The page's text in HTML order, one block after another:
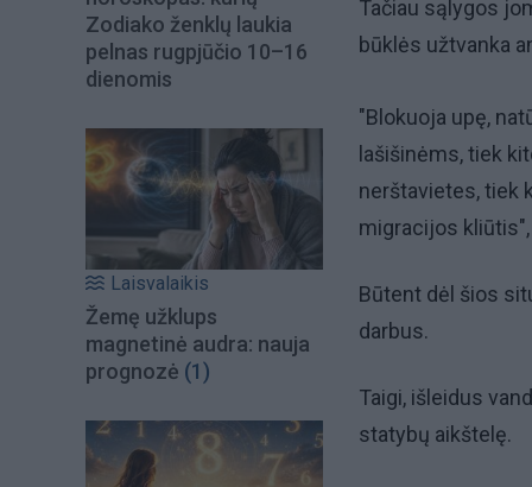
Zodiako ženklų laukia
pelnas rugpjūčio 10–16
dienomis
Laisvalaikis
Žemę užklups
magnetinė audra: nauja
prognozė (1)
Tačiau sąlygos
būklės užtvanka
"Blokuoja upę,
lašišinėms, tiek
nerštavietes, tiek
migracijos
Būtent dėl šios
darbus.
Taigi, išleidus
statybų aikštelę.